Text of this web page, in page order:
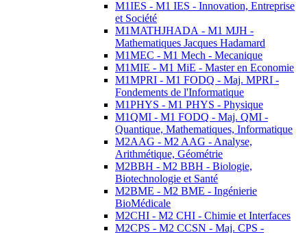
M1IES - M1 IES - Innovation, Entreprise
et Société
M1MATHJHADA - M1 MJH -
Mathematiques Jacques Hadamard
M1MEC - M1 Mech - Mecanique
M1MIE - M1 MiE - Master en Economie
M1MPRI - M1 FODQ - Maj. MPRI -
Fondements de l'Informatique
M1PHYS - M1 PHYS - Physique
M1QMI - M1 FODQ - Maj. QMI -
Quantique, Mathematiques, Informatique
M2AAG - M2 AAG - Analyse,
Arithmétique, Géométrie
M2BBH - M2 BBH - Biologie,
Biotechnologie et Santé
M2BME - M2 BME - Ingénierie
BioMédicale
M2CHI - M2 CHI - Chimie et Interfaces
M2CPS - M2 CCSN - Maj. CPS -